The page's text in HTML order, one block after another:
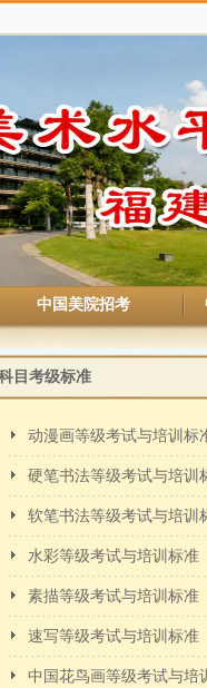
中国美院招考
目考级标准
动漫画等级考试与培训标
硬笔书法等级考试与培训
软笔书法等级考试与培训
水彩等级考试与培训标准
素描等级考试与培训标准
速写等级考试与培训标准
中国花鸟画等级考试与培